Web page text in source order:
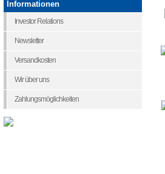
Informationen
Investor Relations
Newsletter
Versandkosten
Wir über uns
Zahlungsmöglichkeiten